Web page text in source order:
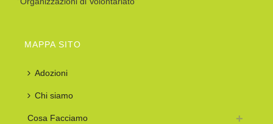
MAPPA SITO
Adozioni
Chi siamo
Cosa Facciamo